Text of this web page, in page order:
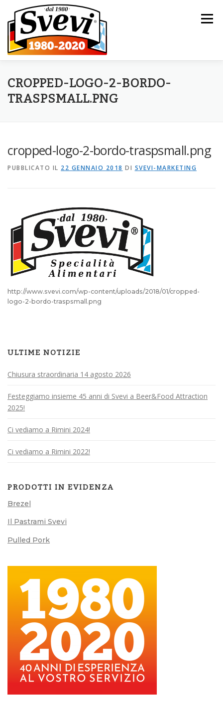
Passa al contenuto
Menu
HOME L’AZIENDA I NOSTRI PRODOTTI
CROPPED-LOGO-2-BORDO-
TRASPSMALL.PNG
cropped-logo-2-bordo-traspsmall.png
PUBBLICATO IL 22 GENNAIO 2018 DI SVEVI-MARKETING
http://www.svevi.com/wp-content/uploads/2018/01/cropped-
logo-2-bordo-traspsmall.png
ULTIME NOTIZIE
Chiusura straordinaria 14 agosto 2026
Festeggiamo insieme 45 anni di Svevi a Beer&Food Attraction
2025!
Ci vediamo a Rimini 2024!
Ci vediamo a Rimini 2022!
PRODOTTI IN EVIDENZA
Brezel
Il Pastrami Svevi
Pulled Pork